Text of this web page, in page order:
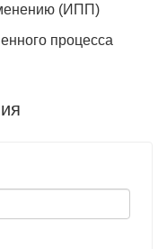
(ИПП)
процесса